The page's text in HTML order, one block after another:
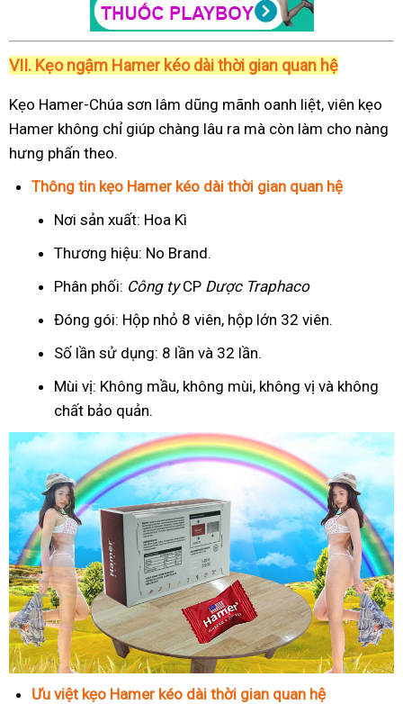
VII. Kẹo ngậm Hamer kéo dài thời gian quan hệ
Kẹo Hamer-Chúa sơn lâm dũng mãnh oanh liệt, viên kẹo
Hamer không chỉ giúp chàng lâu ra mà còn làm cho nàng
hưng phấn theo.
Thông tin kẹo Hamer kéo dài thời gian quan hệ
Nơi sản xuất: Hoa Kì
Thương hiệu: No Brand.
Phân phối: Công tyCP Dược Traphaco
Đóng gói: Hộp nhỏ 8 viên, hộp lớn 32 viên.
Số lần sử dụng: 8 lần và 32 lần.
Mùi vị: Không mầu, không mùi, không vị và không
chất bảo quản.
Ưu việt kẹo Hamer kéo dài thời gian quan hệ